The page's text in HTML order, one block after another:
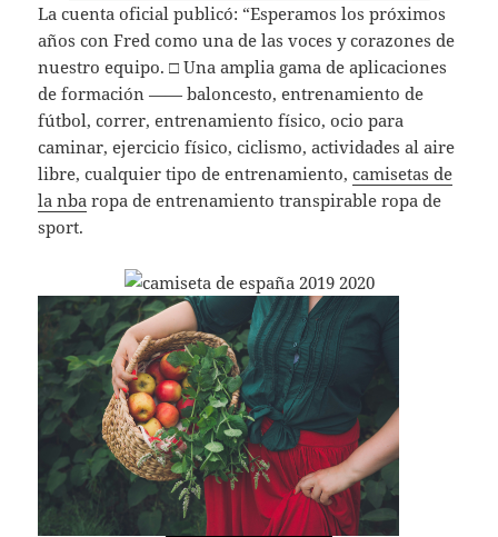
La cuenta oficial publicó: “Esperamos los próximos
años con Fred como una de las voces y corazones de
nuestro equipo. □ Una amplia gama de aplicaciones
de formación —— baloncesto, entrenamiento de
fútbol, correr, entrenamiento físico, ocio para
caminar, ejercicio físico, ciclismo, actividades al aire
libre, cualquier tipo de entrenamiento,camisetas de
la nba ropa de entrenamiento transpirable ropa de
sport.